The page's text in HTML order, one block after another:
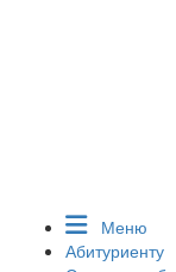
Меню
Абитуриенту